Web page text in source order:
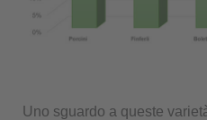
Uno sguardo a queste